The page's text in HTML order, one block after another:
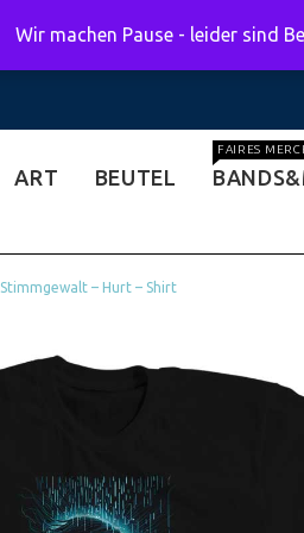
ART BEUTEL
FAIRES
Stimmgewalt – Hurt – Shirt
Wir machen Pause - leider sind